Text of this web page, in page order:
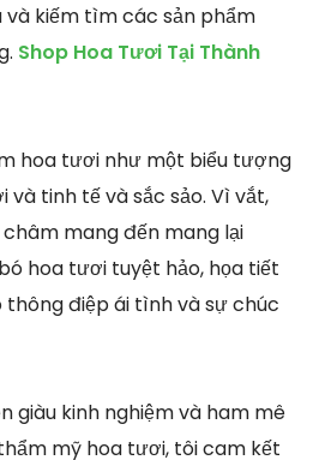
kiếm tìm các sản phẩm
Shop Hoa Tươi Tại Thành
hoa tươi như một biểu tượng
và tinh tế và sắc sảo. Vì vắt,
mang đến mang lại
hoa tươi tuyệt hảo, họa tiết
điệp ái tình và sự chúc
giàu kinh nghiệm và ham mê
mỹ hoa tươi, tôi cam kết